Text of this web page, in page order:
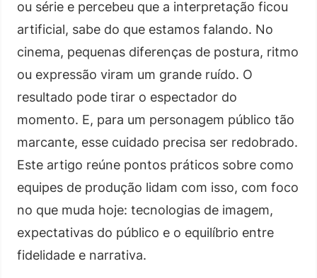
ou série e percebeu que a interpretação ficou
artificial, sabe do que estamos falando. No
cinema, pequenas diferenças de postura, ritmo
ou expressão viram um grande ruído. O
resultado pode tirar o espectador do
momento. E, para um personagem público tão
marcante, esse cuidado precisa ser redobrado.
Este artigo reúne pontos práticos sobre como
equipes de produção lidam com isso, com foco
no que muda hoje: tecnologias de imagem,
expectativas do público e o equilíbrio entre
fidelidade e narrativa.